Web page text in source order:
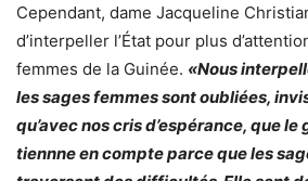
Cependant, dame Jacqueline
d’interpeller l’État pour plus
femmes de la Guinée. «Nous
les sages femmes sont oubliées,
qu’avec nos cris d’espérance, que
tiennne en compte parce que les